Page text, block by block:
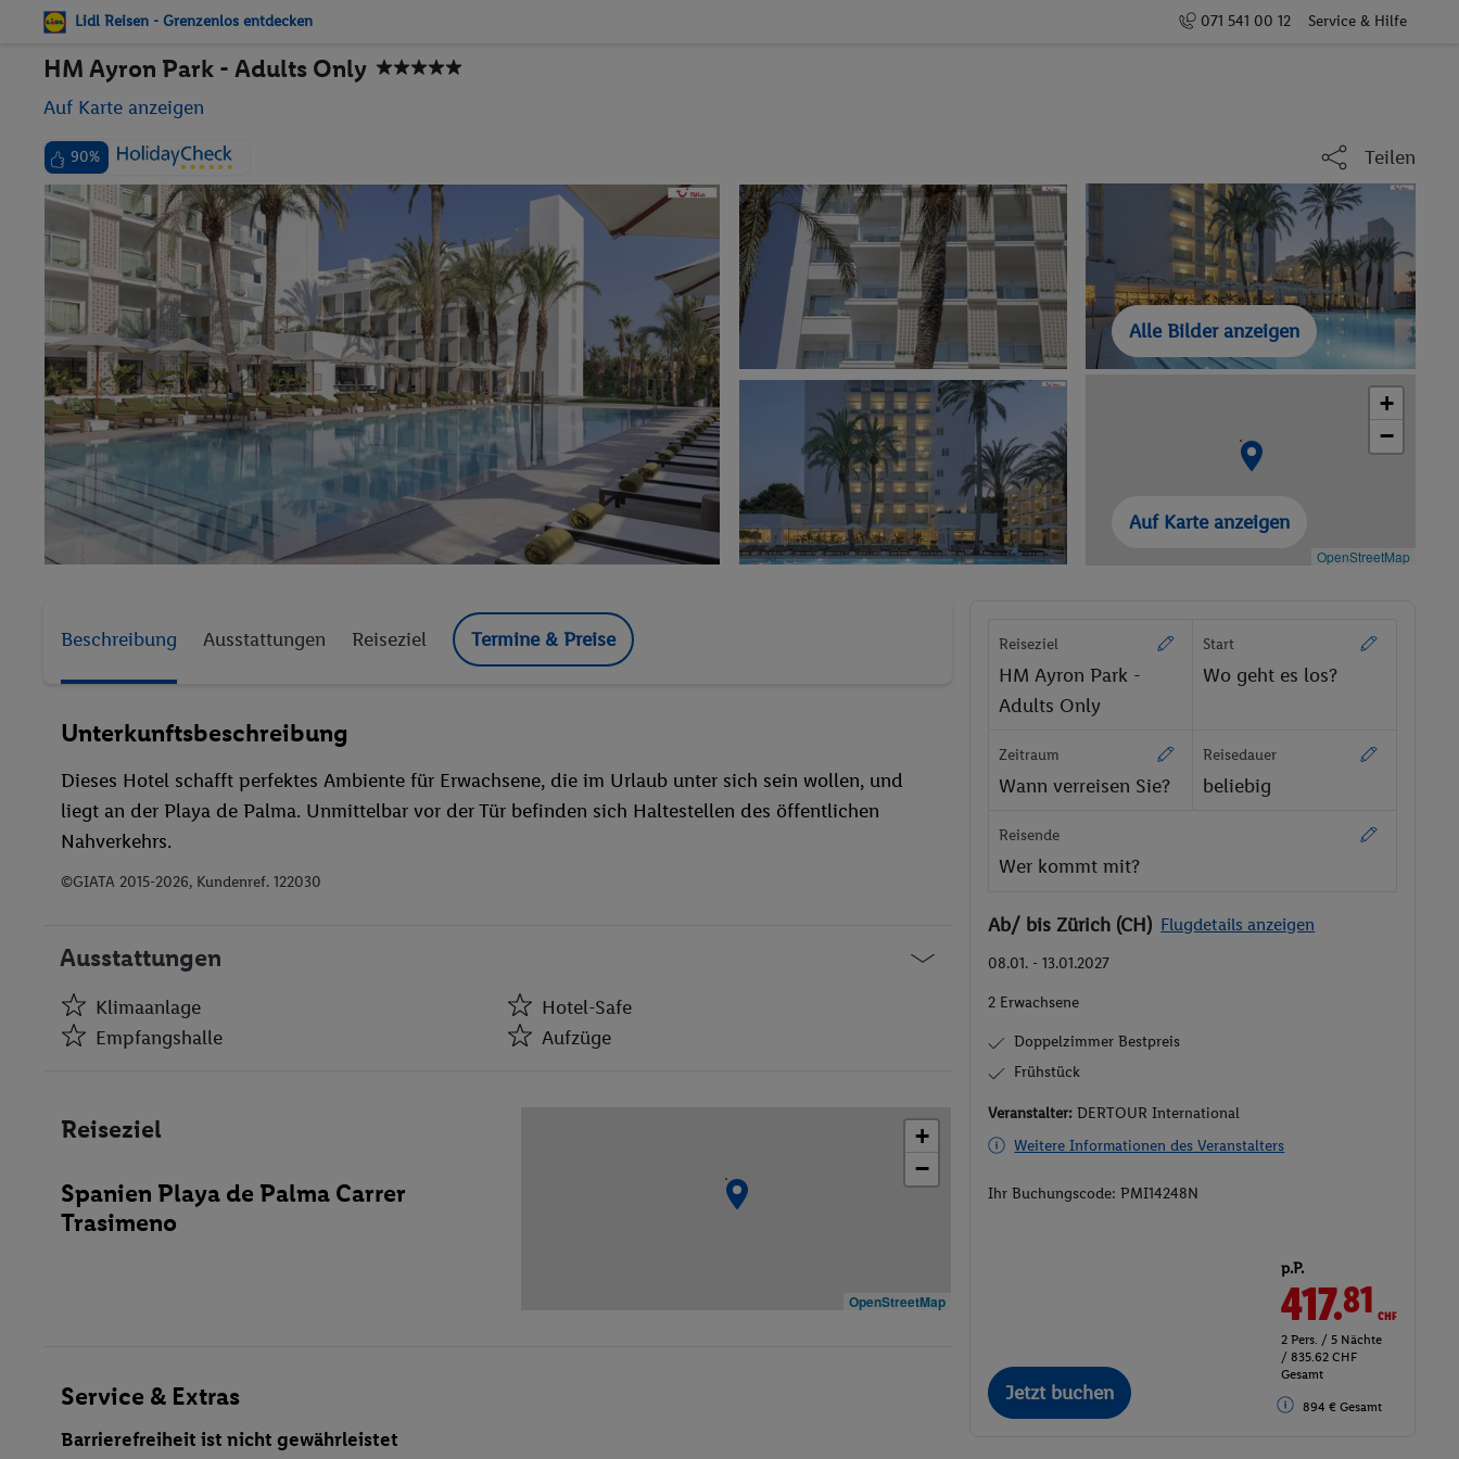
Lidl Reisen - Grenzenlos entdecken 071 541 00 12 Service & Hilfe
HM Ayron Park - Adults Only
Auf Karte anzeigen
90% Teilen
Alle Bilder anzeigen
+
−
OpenStreetMap
Auf Karte anzeigen
Beschreibung Ausstattungen Reiseziel Termine & Preise
Unterkunftsbeschreibung
Dieses Hotel schafft perfektes Ambiente für Erwachsene, die im Urlaub unter sich sein wollen, und
liegt an der Playa de Palma. Unmittelbar vor der Tür befinden sich Haltestellen des öffentlichen
Nahverkehrs.
©GIATA 2015-2026, Kundenref. 122030
Ausstattungen
Klimaanlage
Hotel-Safe
Empfangshalle
Aufzüge
Empfangshalle
Minimarkt
Restaurant(s) mit Klimaanlage
Konferenzraum
WLAN-Internet
behindertengerecht
WLAN
Reiseziel
Spanien Playa de Palma Carrer
Trasimeno
+
−
OpenStreetMap
Service & Extras
Barrierefreiheit ist nicht gewährleistet
Reiseziel
HM Ayron Park -
Adults Only
Start
Wo geht es los?
Zeitraum
Wann verreisen Sie?
Reisedauer
beliebig
Reisende
Wer kommt mit?
Ab/ bis Zürich (CH) Flugdetails anzeigen
08.01. - 13.01.2027
2 Erwachsene
Doppelzimmer Bestpreis
Frühstück
Veranstalter:DERTOUR International
Weitere Informationen des Veranstalters
Ihr Buchungscode:PMI14248N
Jetzt buchen
p.P.
417.81CHF
2 Pers. / 5 Nächte
/ 835.62 CHF
Gesamt
894 € Gesamt